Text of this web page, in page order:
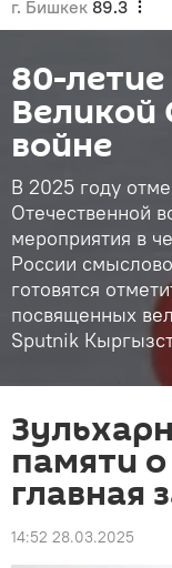
г. Бишкек 89.3
80-
Великой
войне
В 2025 году
Отечественной
мероприятия в
России
готовятся
посвященных
Sputnik
памяти
главная
14:52 28.03.2025